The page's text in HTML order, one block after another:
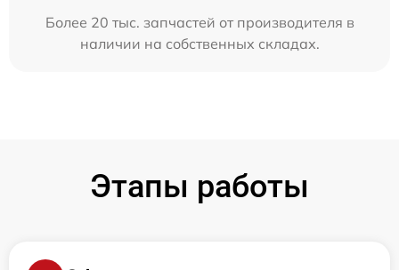
Более 20 тыс. запчастей от производителя в
наличии на собственных складах.
Этапы работы